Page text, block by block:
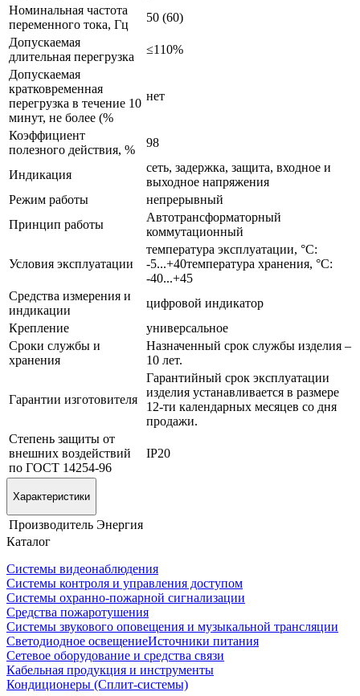
Номинальная частота
переменного тока, Гц
50 (60)
Допускаемая
длительная перегрузка
≤110%
Допускаемая
кратковременная
перегрузка в течение 10
минут, не более (%
нет
Коэффициент
полезного действия, %
98
Индикация
сеть, задержка, защита, входное и
выходное напряжения
Режим работы
непрерывный
Принцип работы
Автотрансформаторный
коммутационный
Условия эксплуатации
температура эксплуатации, °С:
-5...+40температура хранения, °С:
-40...+45
Средства измерения и
индикации
цифровой индикатор
Крепление
универсальное
Сроки службы и
хранения
Назначенный срок службы изделия –
10 лет.
Гарантии изготовителя
Гарантийный срок эксплуатации
изделия устанавливается в размере
12-ти календарных месяцев со дня
продажи.
Степень защиты от
внешних воздействий
по ГОСТ 14254-96
IP20
Характеристики
Производитель Энергия
Каталог
Системы видеонаблюдения
Системы контроля и управления доступом
Системы охранно-пожарной сигнализации
Средства пожаротушения
Системы звукового оповещения и музыкальной трансляции
Светодиодное освещениеИсточники питания
Сетевое оборудование и средства связи
Кабельная продукция и инструменты
Кондиционеры (Сплит-системы)